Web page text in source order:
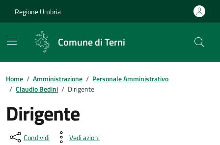
Regione Umbria
Comune di Terni
Home / Amministrazione / Personale Amministrativo
/ Claudio Bedini / Dirigente
Dirigente
Condividi Vedi azioni